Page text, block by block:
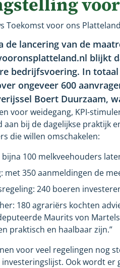
Toekomst voor ons Platteland
de lancering van de
blijkt
bedrijfsvoering. In
ongeveer 600
Boert Duurzaam,
voor weidegang, KPI-
aan bij de dagelijkse praktijk
die willen omschakelen:
bijna 100 melkveehouders
met 350 aanmeldingen de
240 boeren
180 agrariërs kochten
Maurits von
praktisch en haalbaar zijn.”
voor veel regelingen nog
Ook wordt